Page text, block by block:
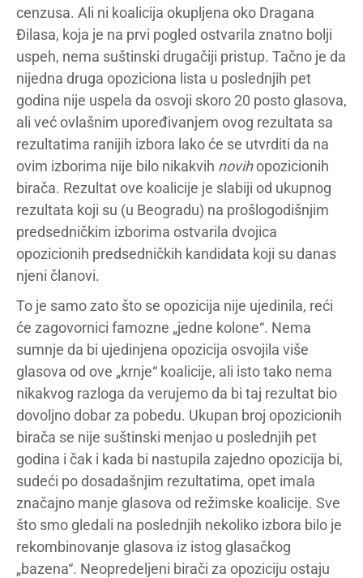
cenzusa. Ali ni koalicija okupljena oko Dragana
Đilasa, koja je na prvi pogled ostvarila znatno bolji
uspeh, nema suštinski drugačiji pristup. Tačno je da
nijedna druga opoziciona lista u poslednjih pet
godina nije uspela da osvoji skoro 20 posto glasova,
ali već ovlašnim upoređivanjem ovog rezultata sa
rezultatima ranijih izbora lako će se utvrditi da na
ovim izborima nije bilo nikakvih novihopozicionih
birača. Rezultat ove koalicije je slabiji od ukupnog
rezultata koji su (u Beogradu) na prošlogodišnjim
predsedničkim izborima ostvarila dvojica
opozicionih predsedničkih kandidata koji su danas
njeni članovi.
To je samo zato što se opozicija nije ujedinila, reći
će zagovornici famozne „jedne kolone“. Nema
sumnje da bi ujedinjena opozicija osvojila više
glasova od ove „krnje“ koalicije, ali isto tako nema
nikakvog razloga da verujemo da bi taj rezultat bio
dovoljno dobar za pobedu. Ukupan broj opozicionih
birača se nije suštinski menjao u poslednjih pet
godina i čak i kada bi nastupila zajedno opozicija bi,
sudeći po dosadašnjim rezultatima, opet imala
značajno manje glasova od režimske koalicije. Sve
što smo gledali na poslednjih nekoliko izbora bilo je
rekombinovanje glasova iz istog glasačkog
„bazena“. Neopredeljeni birači za opoziciju ostaju